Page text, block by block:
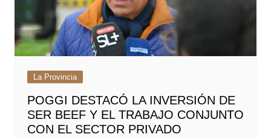
La Provincia
POGGI DESTACÓ LA INVERSIÓN DE
SER BEEF Y EL TRABAJO CONJUNTO
CON EL SECTOR PRIVADO